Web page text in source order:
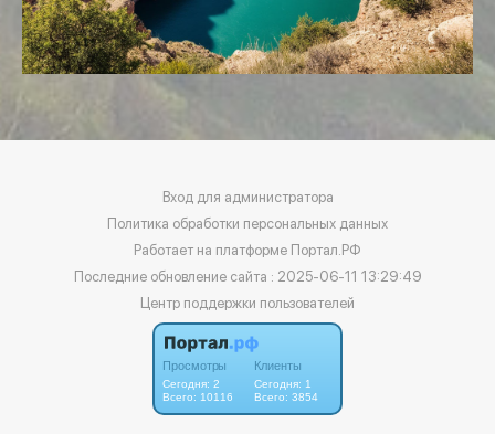
Вход для администратора
Политика обработки персональных данных
Работает на платформе Портал.РФ
Последние обновление сайта : 2025-06-11 13:29:49
Центр поддержки пользователей